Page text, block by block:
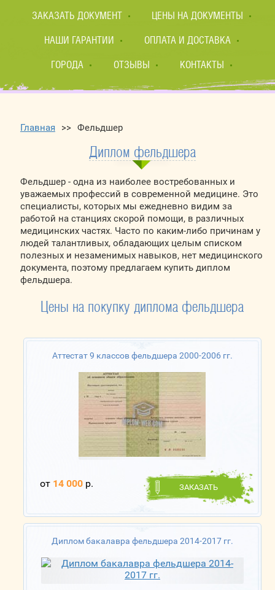
ЗАКАЗАТЬ ДОКУМЕНТ ЦЕНЫ НА ДОКУМЕНТЫ
НАШИ ГАРАНТИИ ОПЛАТА И ДОСТАВКА
ГОРОДА ОТЗЫВЫ КОНТАКТЫ
Главная >> Фельдшер
Диплом фельдшера
Фельдшер - одна из наиболее востребованных и
уважаемых профессий в современной медицине. Это
специалисты, которых мы ежедневно видим за
работой на станциях скорой помощи, в различных
медицинских частях. Часто по каким-либо причинам у
людей талантливых, обладающих целым списком
полезных и незаменимых навыков, нет медицинского
документа, поэтому предлагаем купить диплом
фельдшера.
Цены на покупку диплома фельдшера
Аттестат 9 классов фельдшера 2000-2006 гг.
от 14 000р. ЗАКАЗАТЬ
Диплом бакалавра фельдшера 2014-2017 гг.